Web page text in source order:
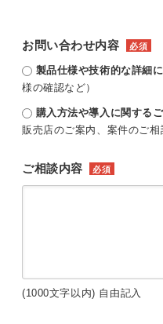
お問い合わせ内容 必須
製品仕様や技術的な詳細
様の確認など）
購入方法や導入に関する
販売店のご案内、案件のご相
ご相談内容 必須
(1000文字以内) 自由記入